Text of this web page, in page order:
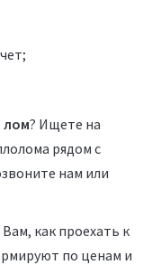
лом? Ищете на
рядом с
нам или
как проехать к
по ценам и